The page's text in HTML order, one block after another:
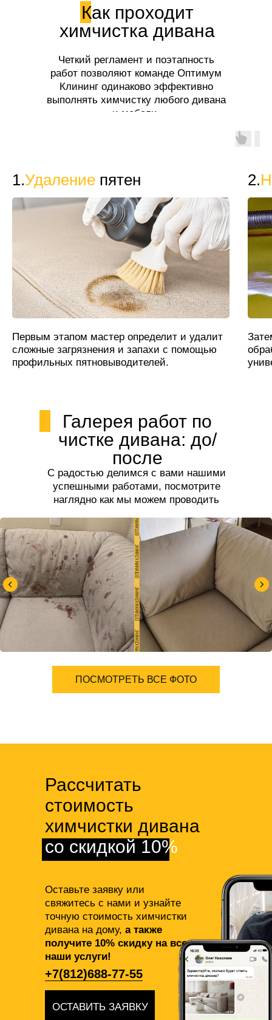
Как проходит
химчистка дивана
Четкий регламент и поэтапность
работ позволяют команде Оптимум
Клининг одинаково эффективно
выполнять химчистку любого дивана
и мебели.
1.Удаление пятен
Первым этапом мастер определит и удалит
сложные загрязнения и запахи с помощью
профильных пятновыводителей.
2.
Галерея работ по
чистке дивана: до/
после
С радостью делимся с вами нашими
успешными работами, посмотрите
наглядно как мы можем проводить
ПОСМОТРЕТЬ ВСЕ ФОТО
Оставьте заявку или
свяжитесь с нами и узнайте
точную стоимость химчистки
дивана на дому, а также
получите 10% скидку на все
наши услуги!
Рассчитать
стоимость
химчистки дивана
со скидкой 10%
ОСТАВИТЬ ЗАЯВКУ
+7(812)688-77-55